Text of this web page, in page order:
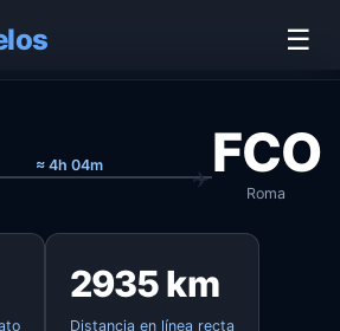
☰
≈ 4h 04m FCO
Roma
2935 km
Distancia en línea recta